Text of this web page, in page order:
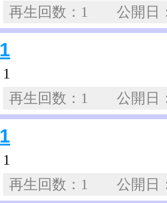
再生回数：1 公開
1
1
再生回数：1 公開
1
1
再生回数：1 公開